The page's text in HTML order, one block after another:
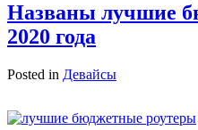
Названы лучшие
2020 года
Posted in Девайсы